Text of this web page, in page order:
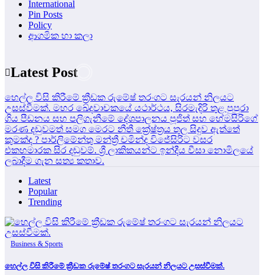
International
Pin Posts
Policy
ආගමික හා කලා
Latest Post
හෙල්ල විසි කිරීමේ ක්‍රීඩක රුමේෂ් තරංගට සැරයන් නිලයට
උසස්වීමක්. මහර ඛේදවාචකයේ යථාර්ථය, සිරමැදිරි තුළ පුපුරා
ගිය පීඩනය සහ පලිගැනීමේ දේශපාලනය පූජිත් සහ හේමසිරිගේ
මරණ දඩුවමත් සමග මෙරට නීතී ක්‍රේෂ්ත්‍රය තුල සිදුව ඇත්තේ
කුමක්ද ? පාර්ලිමේන්තු මන්ත්‍රී චමින්ද විජේසිරිට වසර
එකහමාරක සිර දඬුවම්. ශ්‍රී ලාකිකයන්ට ඉන්දීය වීසා නොමිලයේ
ලබාදීම ගැන සත්‍ය කතාව.
Latest
Popular
Trending
Business & Sports
හෙල්ල විසි කිරීමේ ක්‍රීඩක රුමේෂ් තරංගට සැරයන් නිලයට උසස්වීමක්.